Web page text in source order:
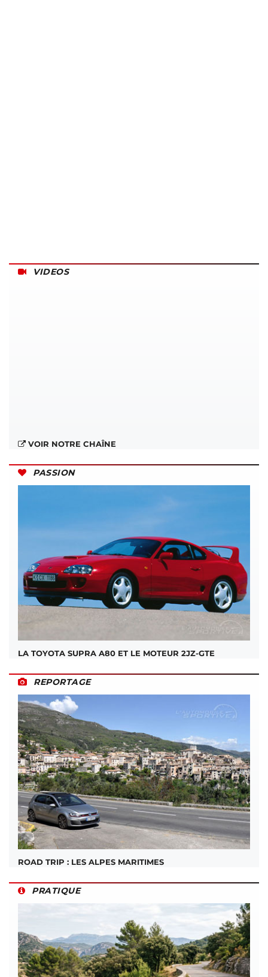
VIDEOS
VOIR NOTRE CHAÎNE
PASSION
LA TOYOTA SUPRA A80 ET LE MOTEUR 2JZ-GTE
REPORTAGE
ROAD TRIP : LES ALPES MARITIMES
PRATIQUE